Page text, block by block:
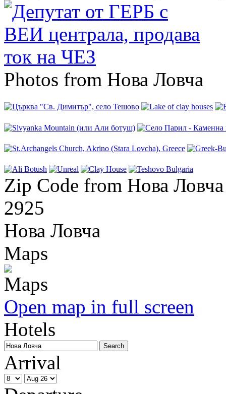
Photos from Нова Ловча
Zip Code from Нова Ловча
2925
Нова Ловча
Maps
Open map in full screen
Hotels
Arrival